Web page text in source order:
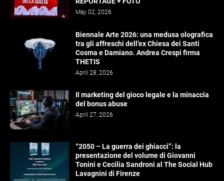
May 02, 2026
Biennale Arte 2026: una medusa olografica
tra gli affreschi dell’ex Chiesa dei Santi
Cosma e Damiano. Andrea Crespi firma
THETIS
April 28, 2026
Il marketing del gioco legale e la minaccia
del bonus abuse
April 27, 2026
“2050 – La guerra dei ghiacci”: la
presentazione del volume di Giovanni
Tonini e Cecilia Sandroni al The Social Hub
Lavagnini di Firenze